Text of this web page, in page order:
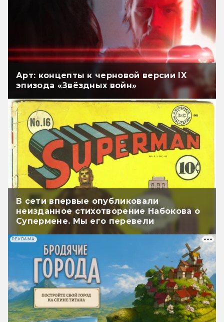
Арт: концепты к черновой версии IX
эпизода «Звёздных войн»
В сети впервые опубликовали
неизданное стихотворение Набокова о
Супермене. Мы его перевели
РЕКЛАМА